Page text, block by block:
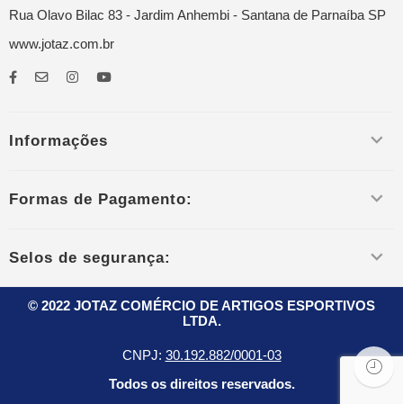
Rua Olavo Bilac 83 - Jardim Anhembi - Santana de Parnaíba SP
www.jotaz.com.br
Informações
Formas de Pagamento:
Selos de segurança:
© 2022 JOTAZ COMÉRCIO DE ARTIGOS ESPORTIVOS
LTDA.
CNPJ: 30.192.882/0001-03
Todos os direitos reservados.